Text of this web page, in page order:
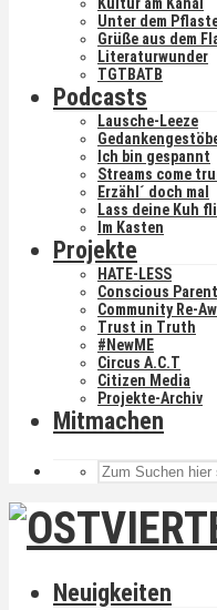
Unter dem
Grüße aus dem
Literaturwunder
TGTBATB
Podcasts
Lausche-Leeze
Ich bin gespannt
Streams come
Erzähl´ doch mal
Lass deine Kuh
Im Kasten
Projekte
HATE-LESS
Conscious
Community Re-
Trust in Truth
#NewME
Circus A.C.T
Citizen Media
Projekte-Archiv
Mitmachen
Neuigkeiten